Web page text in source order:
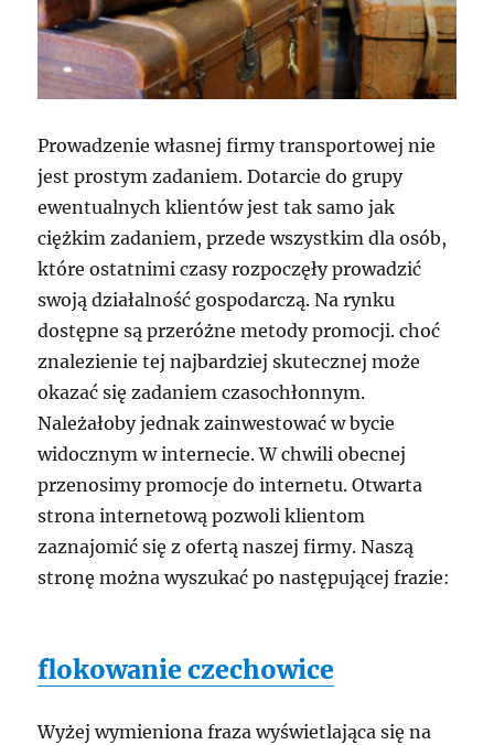
Prowadzenie własnej firmy transportowej nie
jest prostym zadaniem. Dotarcie do grupy
ewentualnych klientów jest tak samo jak
ciężkim zadaniem, przede wszystkim dla osób,
które ostatnimi czasy rozpoczęły prowadzić
swoją działalność gospodarczą. Na rynku
dostępne są przeróżne metody promocji. choć
znalezienie tej najbardziej skutecznej może
okazać się zadaniem czasochłonnym.
Należałoby jednak zainwestować w bycie
widocznym w internecie. W chwili obecnej
przenosimy promocje do internetu. Otwarta
strona internetową pozwoli klientom
zaznajomić się z ofertą naszej firmy. Naszą
stronę można wyszukać po następującej frazie:
flokowanie czechowice
Wyżej wymieniona fraza wyświetlająca się na